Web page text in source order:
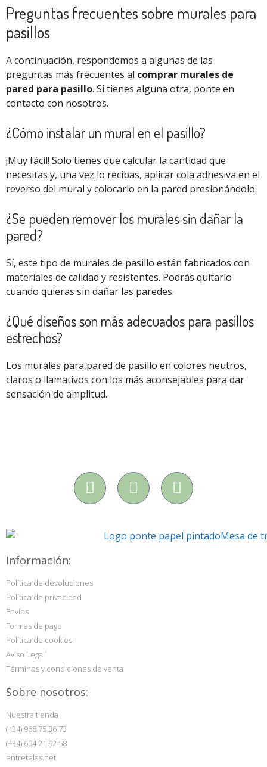
Preguntas frecuentes sobre murales para
pasillos
A continuación, respondemos a algunas de las
preguntas más frecuentes al comprar murales de
pared para pasillo. Si tienes alguna otra, ponte en
contacto con nosotros.
¿Cómo instalar un mural en el pasillo?
¡Muy fácil! Solo tienes que calcular la cantidad que
necesitas y, una vez lo recibas, aplicar cola adhesiva en el
reverso del mural y colocarlo en la pared presionándolo.
¿Se pueden remover los murales sin dañar la
pared?
Sí, este tipo de murales de pasillo están fabricados con
materiales de calidad y resistentes. Podrás quitarlo
cuando quieras sin dañar las paredes.
¿Qué diseños son más adecuados para pasillos
estrechos?
Los murales para pared de pasillo en colores neutros,
claros o llamativos con los más aconsejables para dar
sensación de amplitud.
Información:
Política de devoluciones
Política de privacidad
Envíos
Formas de pago
Política de cookies
Aviso Legal
Términos y condiciones de venta
Sobre nosotros:
Nuestra tienda
(+34) 968 75 36 73
(+34) 694 21 92 58
entretelas.net